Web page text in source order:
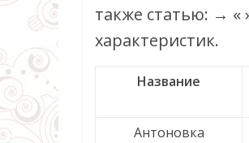
также статью: → «
характеристик.
Название
Антоновка